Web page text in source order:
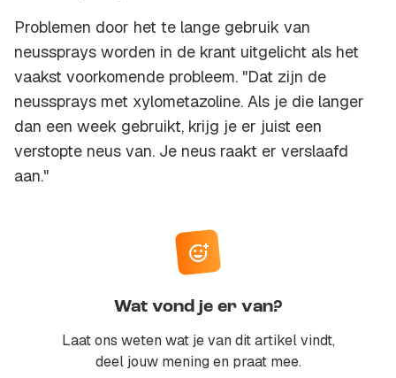
Problemen door het te lange gebruik van
neussprays worden in de krant uitgelicht als het
vaakst voorkomende probleem. "Dat zijn de
neussprays met xylometazoline. Als je die langer
dan een week gebruikt, krijg je er juist een
verstopte neus van. Je neus raakt er verslaafd
aan."
Wat vond je er van?
Laat ons weten wat je van dit artikel vindt,
deel jouw mening en praat mee.